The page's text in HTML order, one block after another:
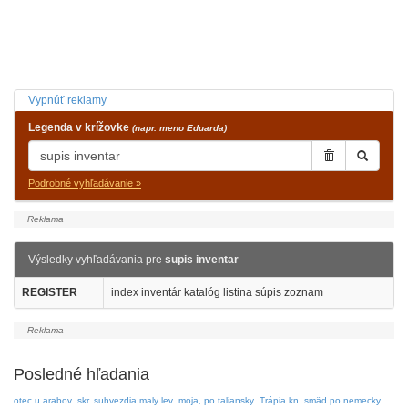
Vypnúť reklamy
Legenda v krížovke (napr. meno Eduarda)
Podrobné vyhľadávanie »
Výsledky vyhľadávania pre supis inventar
REGISTER index inventár katalóg listina súpis zoznam
Posledné hľadania
otec u arabov skr. suhvezdia maly lev moja, po taliansky Trápia kn smäd po nemecky